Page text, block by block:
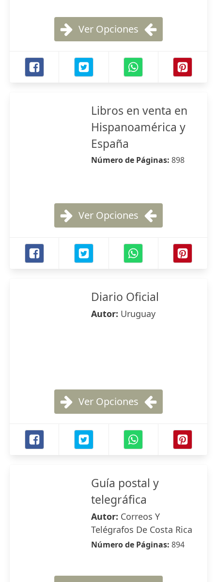
Ver Opciones
Libros en venta en
Hispanoamérica y
España
Número de Páginas: 898
Ver Opciones
Diario Oficial
Autor: Uruguay
Ver Opciones
Guía postal y
telegráfica
Autor: Correos Y
Telégrafos De Costa Rica
Número de Páginas: 894